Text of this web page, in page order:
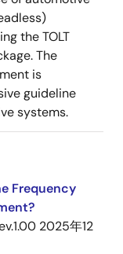
the TOLT
The
is
guideline
systems.
Frequency
2025年12